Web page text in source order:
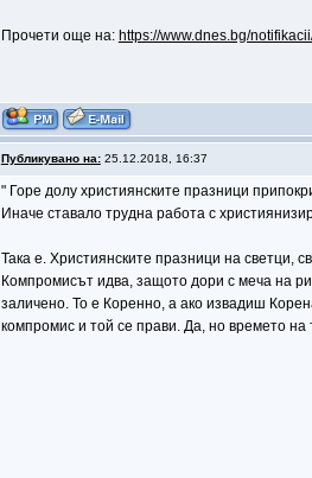
Прочети още на: https://www.dnes.bg/
Публикувано на:25.12.2018, 16:37
" Горе долу християнските празници
Иначе ставало трудна работа с
Така е. Християнските празници на светци,
Компромисът идва, защото дори с меча на
заличено. То е Коренно, а ако извадиш
компромис и той се прави. Да, но времето